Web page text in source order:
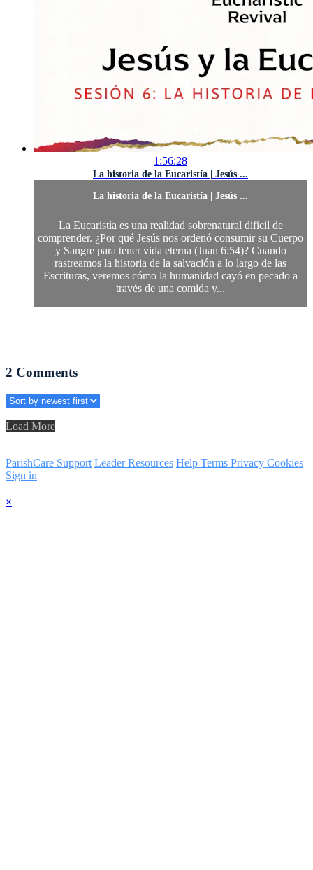
1:56:28
La historia de la Eucaristía | Jesús ...
La historia de la Eucaristía | Jesús ...
La Eucaristía es una realidad sobrenatural difícil de
comprender. ¿Por qué Jesús nos ordenó consumir su Cuerpo
y Sangre para tener vida eterna (Juan 6:54)? Cuando
rastreamos la historia de la salvación a lo largo de las
Escrituras, veremos cómo la humanidad cayó en pecado a
través de una comida y...
2 Comments
Load More
ParishCare Support Leader Resources Help Terms Privacy Cookies
Sign in
×